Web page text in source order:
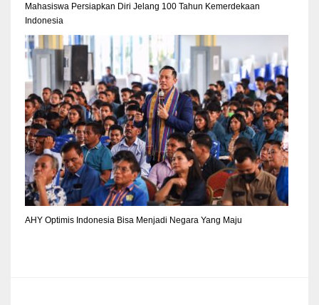
Mahasiswa Persiapkan Diri Jelang 100 Tahun Kemerdekaan
Indonesia
AHY Optimis Indonesia Bisa Menjadi Negara Yang Maju